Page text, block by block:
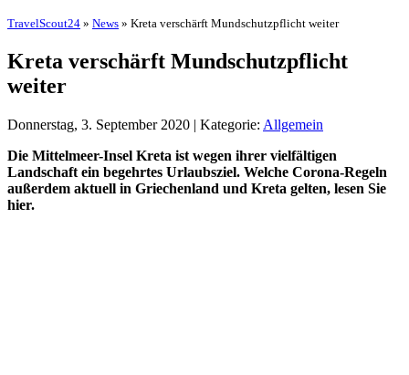
TravelScout24 » News » Kreta verschärft Mundschutzpflicht weiter
Kreta verschärft Mundschutzpflicht
weiter
Donnerstag, 3. September 2020 | Kategorie: Allgemein
Die Mittelmeer-Insel Kreta ist wegen ihrer vielfältigen
Landschaft ein begehrtes Urlaubsziel. Welche Corona-Regeln
außerdem aktuell in Griechenland und Kreta gelten, lesen Sie
hier.